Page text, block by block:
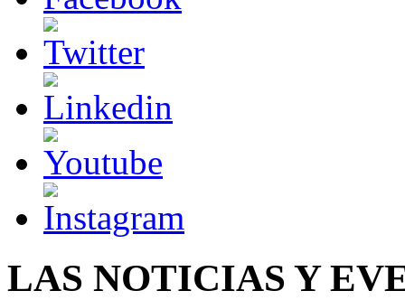
LAS NOTICIAS Y